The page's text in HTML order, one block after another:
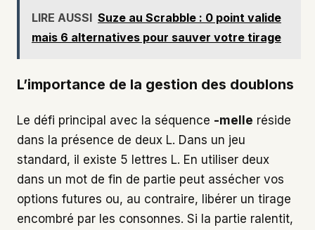
LIRE AUSSI Suze au Scrabble : 0 point valide
mais 6 alternatives pour sauver votre tirage
L’importance de la gestion des doublons
Le défi principal avec la séquence -melle réside
dans la présence de deux L. Dans un jeu
standard, il existe 5 lettres L. En utiliser deux
dans un mot de fin de partie peut assécher vos
options futures ou, au contraire, libérer un tirage
encombré par les consonnes. Si la partie ralentit,